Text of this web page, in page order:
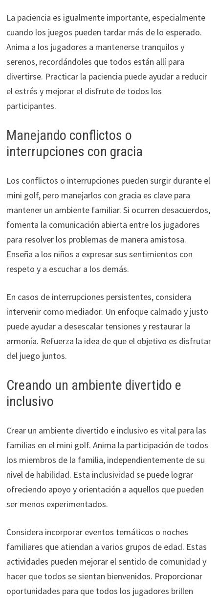
La paciencia es igualmente importante, especialmente
cuando los juegos pueden tardar más de lo esperado.
Anima a los jugadores a mantenerse tranquilos y
serenos, recordándoles que todos están allí para
divertirse. Practicar la paciencia puede ayudar a reducir
el estrés y mejorar el disfrute de todos los
participantes.
Manejando conflictos o
interrupciones con gracia
Los conflictos o interrupciones pueden surgir durante el
mini golf, pero manejarlos con gracia es clave para
mantener un ambiente familiar. Si ocurren desacuerdos,
fomenta la comunicación abierta entre los jugadores
para resolver los problemas de manera amistosa.
Enseña a los niños a expresar sus sentimientos con
respeto y a escuchar a los demás.
En casos de interrupciones persistentes, considera
intervenir como mediador. Un enfoque calmado y justo
puede ayudar a desescalar tensiones y restaurar la
armonía. Refuerza la idea de que el objetivo es disfrutar
del juego juntos.
Creando un ambiente divertido e
inclusivo
Crear un ambiente divertido e inclusivo es vital para las
familias en el mini golf. Anima la participación de todos
los miembros de la familia, independientemente de su
nivel de habilidad. Esta inclusividad se puede lograr
ofreciendo apoyo y orientación a aquellos que pueden
ser menos experimentados.
Considera incorporar eventos temáticos o noches
familiares que atiendan a varios grupos de edad. Estas
actividades pueden mejorar el sentido de comunidad y
hacer que todos se sientan bienvenidos. Proporcionar
oportunidades para que todos los jugadores brillen